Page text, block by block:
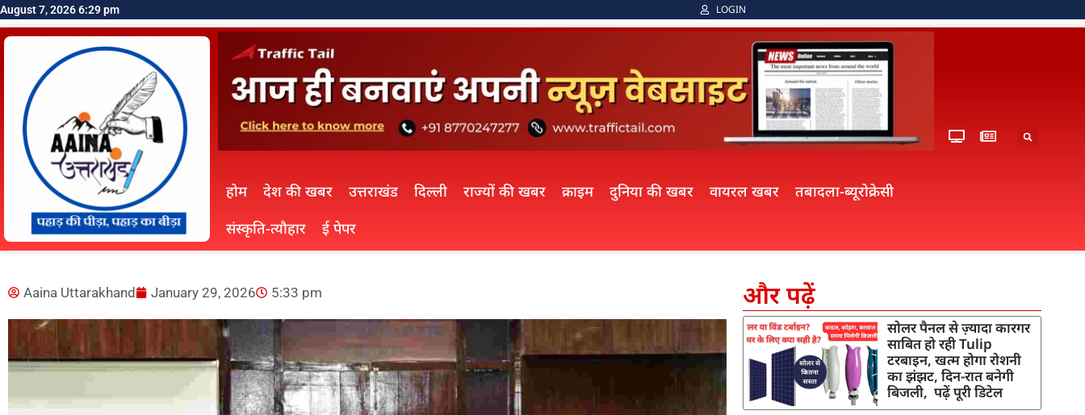
August 7, 2026 6:29 pm LOGIN
होम देश की खबर उत्तराखंड दिल्ली राज्यों की खबर क्राइम दुनिया की खबर वायरल खबर
तबादला-ब्यूरोक्रेसी
संस्कृति-त्यौहार
ई पेपर
Aaina Uttarakhand January 29, 2026 5:33 pm और पढ़ें
सोलर पैनल से ज़्यादा कारगर
साबित हो रही Tulip
टरबाइन, खत्म होगा रोशनी
का झंझट, दिन-रात बनेगी
बिजली, पढ़ें पूरी डिटेल